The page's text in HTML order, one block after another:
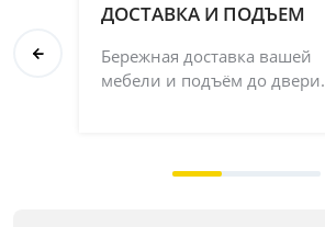
ДОСТАВКА И ПОДЪЕМ
Бережная доставка вашей
мебели и подъём до двери.